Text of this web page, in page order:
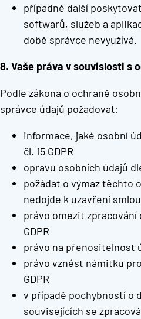
případně další
softwarů, služeb a
době správce nevyužívá.
8. Vaše práva v souvislosti s
Podle zákona o ochraně
správce údajů požadovat:
informace, jaké osobní
čl. 15 GDPR
opravu osobních údajů
požádat o výmaz těchto
nedojde k uzavření
právo omezit zpracování
GDPR
právo na přenositelnost
právo vznést námitku
GDPR
v případě pochybností o
souvisejících se